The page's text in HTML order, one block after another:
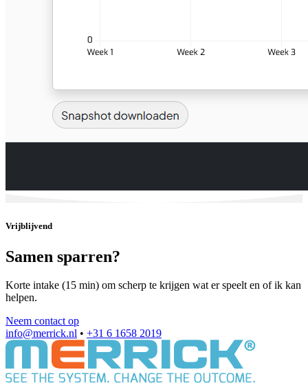
Vrijblijvend
Samen sparren?
Korte intake (15 min) om scherp te krijgen wat er speelt en of ik kan
helpen.
Neem contact op
info@merrick.nl • +31 6 1658 2019